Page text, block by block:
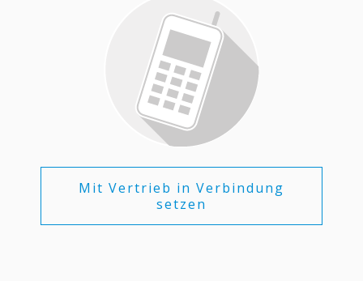
Mit Vertrieb in Verbindung
setzen